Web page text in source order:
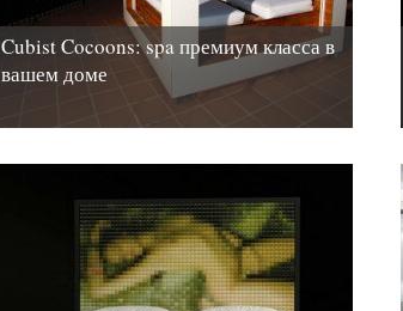
Cubist Cocoons: spa премиум класса в
вашем доме